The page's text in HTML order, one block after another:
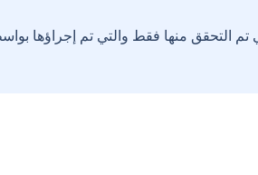
التحقق منها فقط والتي تم إجراؤها